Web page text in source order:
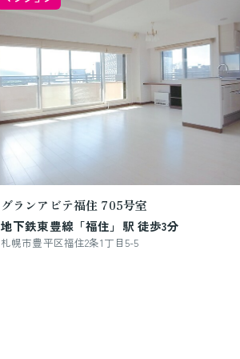
グランアビテ福住 705号室
地下鉄東豊線「福住」駅 徒歩3分
札幌市豊平区福住2条1丁目5-5